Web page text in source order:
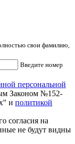
свои фамилию,
Введите номер
персональной
Законом №152-
и политикой
согласия на
не будут видны